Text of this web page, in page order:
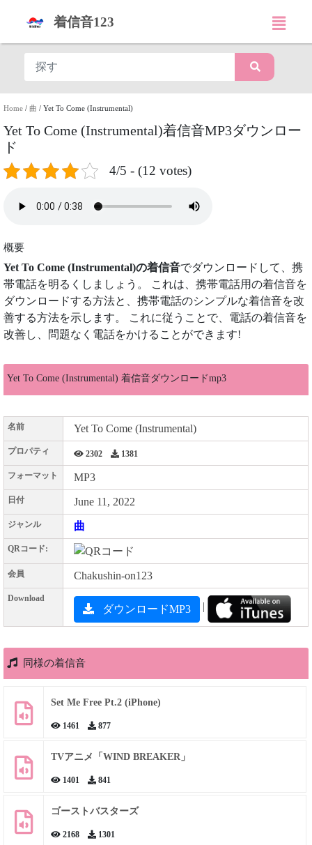
着信音123
Home / 曲 / Yet To Come (Instrumental)
Yet To Come (Instrumental)着信音MP3ダウンロー
ド
4/5 - (12 votes)
概要
Yet To Come (Instrumental)の着信音でダウンロードして、携
帯電話を明るくしましょう。 これは、携帯電話用の着信音を
ダウンロードする方法と、携帯電話のシンプルな着信音を改
善する方法を示します。 これに従うことで、電話の着信音を
改善し、問題なく電話をかけることができます!
Yet To Come (Instrumental) 着信音ダウンロードmp3
名前 Yet To Come (Instrumental)
プロパティ 2302 1381
フォーマット MP3
日付 June 11, 2022
ジャンル 曲
QRコード:
会員 Chakushin-on123
Download
ダウンロードMP3 |
同様の着信音
Set Me Free Pt.2 (iPhone)
1461 877
TVアニメ「WIND BREAKER」
1401 841
ゴーストバスターズ
2168 1301